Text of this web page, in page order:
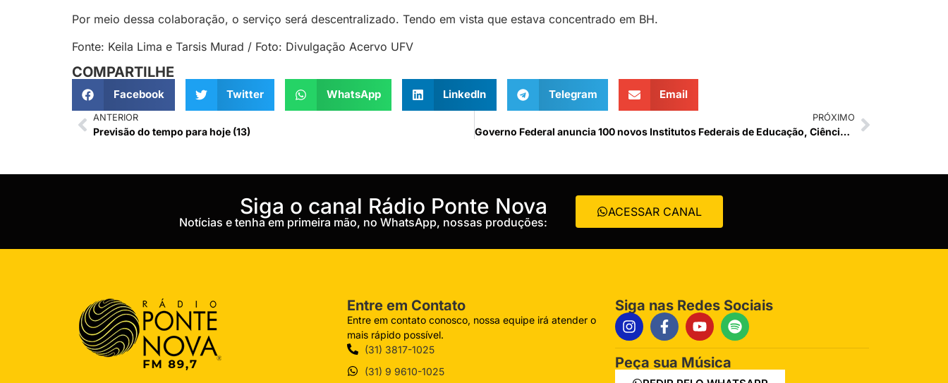
Por meio dessa colaboração, o serviço será descentralizado. Tendo em vista que estava concentrado em BH.
Fonte: Keila Lima e Tarsis Murad / Foto: Divulgação Acervo UFV
COMPARTILHE
Facebook Twitter WhatsApp LinkedIn Telegram Email
ANTERIOR
Previsão do tempo para hoje (13)
PRÓXIMO
Governo Federal anuncia 100 novos Institutos Federais de Educação, Ciência e Tecnologia
‎Siga o canal Rádio Ponte Nova
Notícias e tenha em primeira mão, no WhatsApp, nossas produções:
ACESSAR CANAL
Entre em Contato
Entre em contato conosco, nossa equipe irá atender o
mais rápido possível.
(31) 3817-1025
(31) 9 9610-1025
Siga nas Redes Sociais
Peça sua Música